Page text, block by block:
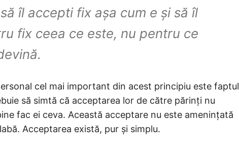
îl accepti fix așa cum e și să îl
fix ceea ce este, nu pentru ce
cel mai important din acest principiu este faptul
să simtă că acceptarea lor de către părinți nu
fac ei ceva. Această acceptare nu este amenințată
Acceptarea există, pur și simplu.